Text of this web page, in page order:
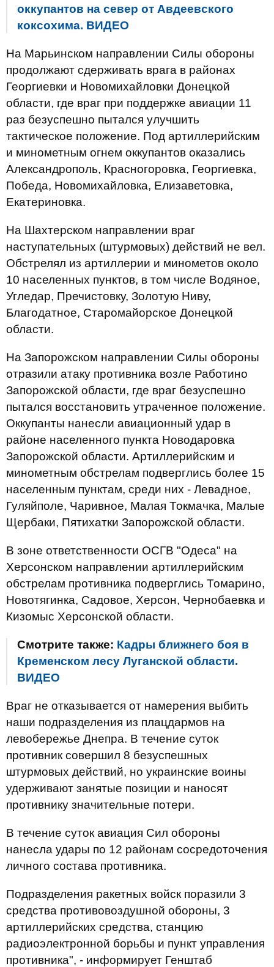
оккупантов на север от Авдеевского
коксохима. ВИДЕО
На Марьинском направлении Силы обороны
продолжают сдерживать врага в районах
Георгиевки и Новомихайловки Донецкой
области, где враг при поддержке авиации 11
раз безуспешно пытался улучшить
тактическое положение. Под артиллерийским
и минометным огнем оккупантов оказались
Александрополь, Красногоровка, Георгиевка,
Победа, Новомихайловка, Елизаветовка,
Екатериновка.
На Шахтерском направлении враг
наступательных (штурмовых) действий не вел.
Обстрелял из артиллерии и минометов около
10 населенных пунктов, в том числе Водяное,
Угледар, Пречистовку, Золотую Ниву,
Благодатное, Старомайорское Донецкой
области.
На Запорожском направлении Силы обороны
отразили атаку противника возле Работино
Запорожской области, где враг безуспешно
пытался восстановить утраченное положение.
Оккупанты нанесли авиационный удар в
районе населенного пункта Новодаровка
Запорожской области. Артиллерийским и
минометным обстрелам подверглись более 15
населенным пунктам, среди них - Левадное,
Гуляйполе, Чаривное, Малая Токмачка, Малые
Щербаки, Пятихатки Запорожской области.
В зоне ответственности ОСГВ "Одеса" на
Херсонском направлении артиллерийским
обстрелам противника подверглись Томарино,
Новотягинка, Садовое, Херсон, Чернобаевка и
Кизомыс Херсонской области.
Смотрите также: Кадры ближнего боя в
Кременском лесу Луганской области.
ВИДЕО
Враг не отказывается от намерения выбить
наши подразделения из плацдармов на
левобережье Днепра. В течение суток
противник совершил 8 безуспешных
штурмовых действий, но украинские воины
удерживают занятые позиции и наносят
противнику значительные потери.
В течение суток авиация Сил обороны
нанесла удары по 12 районам сосредоточения
личного состава противника.
Подразделения ракетных войск поразили 3
средства противовоздушной обороны, 3
артиллерийских средства, станцию
радиоэлектронной борьбы и пункт управления
противника", - информирует Генштаб